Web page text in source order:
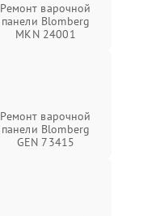
Ремонт варочной
панели Blomberg
MKN 24001
Ремонт варочной
панели Blomberg
GEN 73415